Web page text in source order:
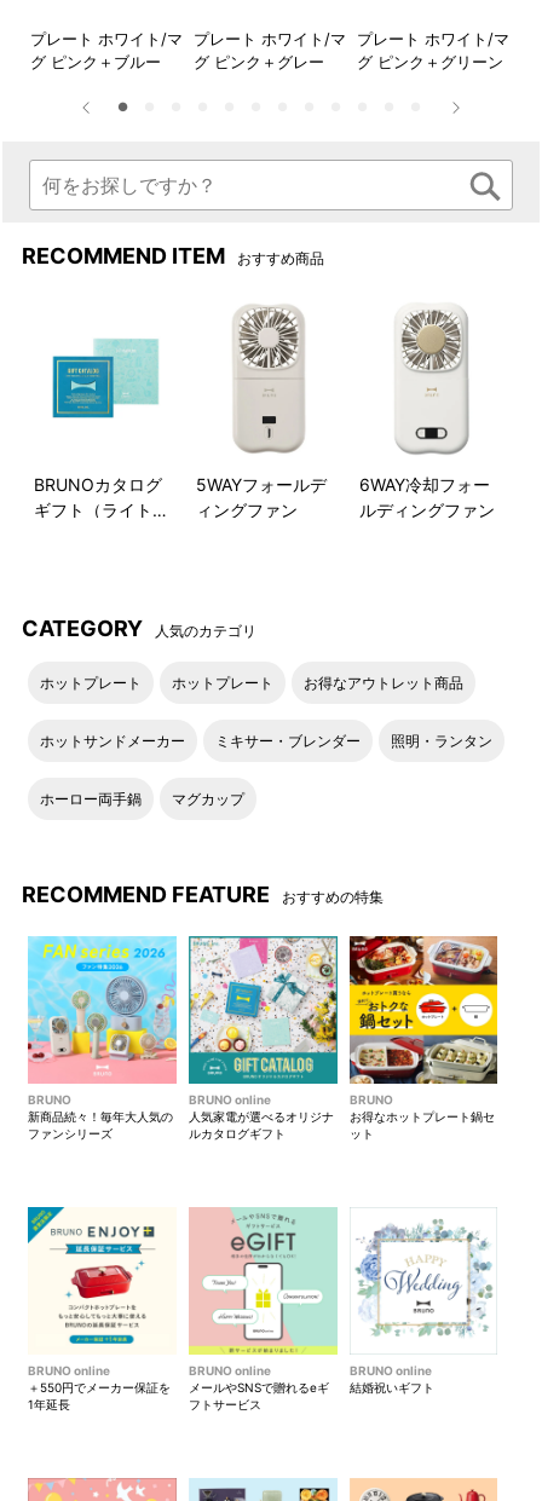
●FLOWERプレートセットΦ17
サイズ感
Φ17はデザート皿や取り分け
が異なるのもポイント。
大きめサイズで、コーヒーや
お茶などお気に入りのドリン
クをたっぷり愉しめます。
陶磁器の質感が愉しめる、大
きなBRUNOのエンボスロゴが
特長的なデザインです。
マグ同士でスタッキングが可
能。色違いで揃えたり、ペア
ギフトとしてもおすすめ。
ナチュラルな風合いの紙箱パ
ッケージ入りです。
プレート ホワイト/マ
グ ピンク＋ブルー
プレート ホワイト/マ
グ ピンク＋グレー
プレート ホワイト/マ
グ ピンク＋グリーン
RECOMMEND ITEM おすすめ商品
BRUNOカタログ
ギフト（ライトブ
5WAYフォールデ
ィングファン
6WAY冷却フォー
ルディングファン
CATEGORY 人気のカテゴリ
ホットプレート ホットプレート お得なアウトレット商品
ホットサンドメーカー ミキサー・ブレンダー 照明・ランタン
ホーロー両手鍋 マグカップ
RECOMMEND FEATURE おすすめの特集
BRUNO
新商品続々！毎年大人気の
ファンシリーズ
BRUNO online
人気家電が選べるオリジナ
ルカタログギフト
BRUNO
お得なホットプレート鍋セ
ット
BRUNO online
＋550円でメーカー保証を
1年延長
BRUNO online
メールやSNSで贈れるeギ
フトサービス
BRUNO online
結婚祝いギフト